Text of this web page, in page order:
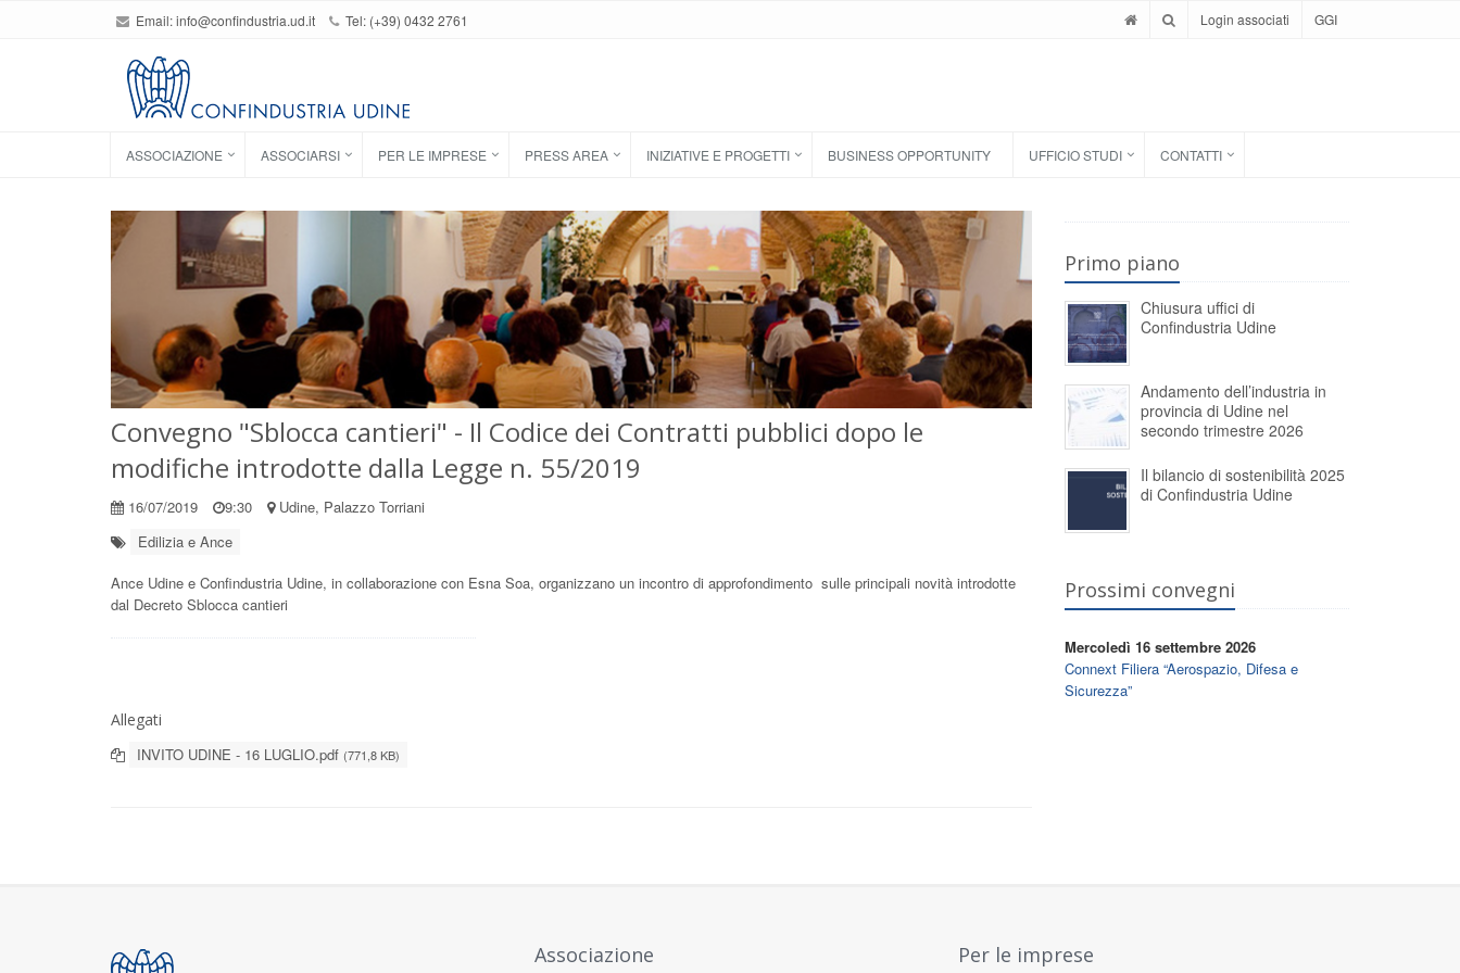
Email:info@confindustria.ud.it Tel: (+39) 0432 2761 Login associati GGI
ASSOCIAZIONE ASSOCIARSI PER LE IMPRESE PRESS AREA INIZIATIVE E PROGETTI BUSINESS OPPORTUNITY UFFICIO STUDI CONTATTI
Convegno "Sblocca cantieri" - Il Codice dei Contratti pubblici dopo le
modifiche introdotte dalla Legge n. 55/2019
16/07/2019 9:30
Udine, Palazzo Torriani
Edilizia e Ance
Ance Udine e Confindustria Udine, in collaborazione con Esna Soa, organizzano un incontro di approfondimento sulle principali novità introdotte
dal Decreto Sblocca cantieri
Allegati
INVITO UDINE - 16 LUGLIO.pdf (771,8 KB)
Primo piano
Chiusura uffici di
Confindustria Udine
Andamento dell’industria in
provincia di Udine nel
secondo trimestre 2026
Il bilancio di sostenibilità 2025
di Confindustria Udine
Prossimi convegni
Mercoledì 16 settembre 2026
Connext Filiera “Aerospazio, Difesa e
Sicurezza”
Associazione Per le imprese